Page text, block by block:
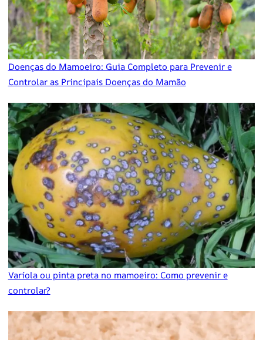
Doenças do Mamoeiro: Guia Completo para Prevenir e
Controlar as Principais Doenças do Mamão
Varíola ou pinta preta no mamoeiro: Como prevenir e
controlar?